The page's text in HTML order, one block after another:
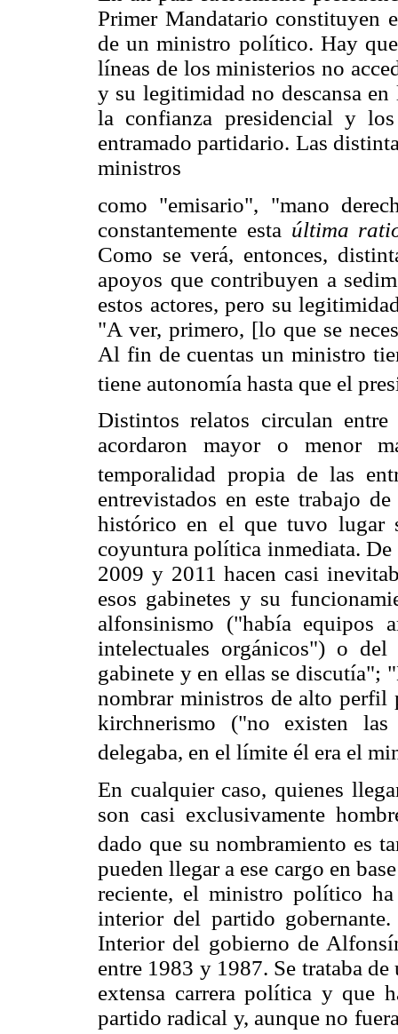
Primer Mandatario constituyen
de un ministro político. Hay
líneas de los ministerios no
y su legitimidad no descansa
la confianza presidencial y
entramado partidario. Las
ministros
como "emisario", "mano
constantemente esta última
Como se verá, entonces,
apoyos que contribuyen a
estos actores, pero su
"A ver, primero, [lo que se
Al fin de cuentas un ministro
tiene autonomía hasta que el
Distintos relatos circulan entre
acordaron mayor o menor
temporalidad propia de las
entrevistados en este trabajo
histórico en el que tuvo lugar
coyuntura política inmediata. De
2009 y 2011 hacen casi
esos gabinetes y su
alfonsinismo ("había equipos
intelectuales orgánicos") o
gabinete y en ellas se discutía";
nombrar ministros de alto perfil
kirchnerismo ("no existen
delegaba, en el límite él era el
En cualquier caso, quienes
son casi exclusivamente
dado que su nombramiento es
pueden llegar a ese cargo en
reciente, el ministro político
interior del partido
Interior del gobierno de
entre 1983 y 1987. Se trataba
extensa carrera política y que
partido radical y, aunque no